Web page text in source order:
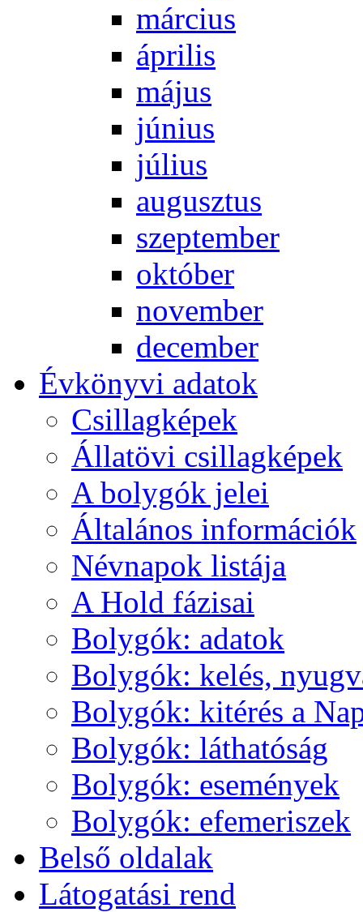
már­ci­us
áp­ri­lis
má­jus
jú­ni­us
jú­li­us
au­gusz­tus
szep­tem­ber
ok­tó­ber
no­vem­ber
de­cem­ber
Év­köny­vi ada­tok
Csil­lag­ké­pek
Ál­lat­övi csil­lag­ké­pek
A boly­gók je­lei
Ál­ta­lá­nos in­for­má­ci­ók
Név­na­pok lis­tá­ja
A Hold fá­zi­sai
Boly­gók: ada­tok
Boly­gók: ke­lés,
Boly­gók: ki­té­rés a
Boly­gók: lát­ha­tó­ság
Boly­gók: ese­mé­nyek
Boly­gók: efe­me­ri­szek
Bel­ső ol­da­lak
Lá­to­ga­tá­si rend